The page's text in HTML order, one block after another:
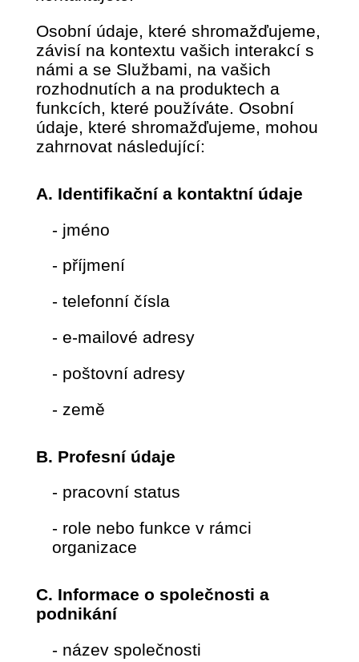
Osobní údaje, které shromažďujeme,
závisí na kontextu vašich interakcí s
námi a se Službami, na vašich
rozhodnutích a na produktech a
funkcích, které používáte. Osobní
údaje, které shromažďujeme, mohou
zahrnovat následující:
A. Identifikační a kontaktní údaje
- jméno
- příjmení
- telefonní čísla
- e-mailové adresy
- poštovní adresy
- země
B. Profesní údaje
- pracovní status
- role nebo funkce v rámci
organizace
C. Informace o společnosti a
podnikání
- název společnosti